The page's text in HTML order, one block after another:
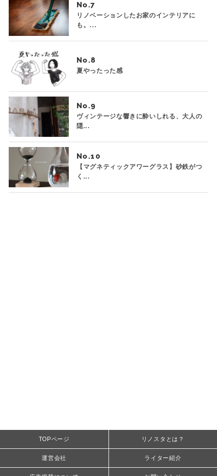
No.
リノベーションしたお家のインテリアに
も。...
No.
夏やったった感
No.
ヴィンテージな響きに酔いしれる、大人の
隠...
No.
【マグネティックアワーグラス】砂鉄がつ
く...
TOPページ リノスタとは？
運営会社 ライター紹介